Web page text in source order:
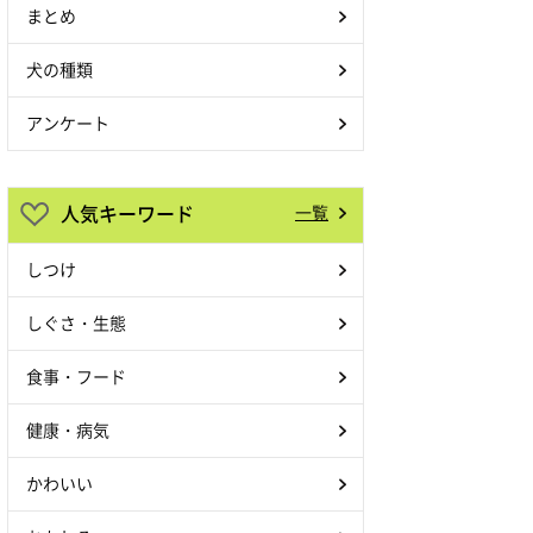
まとめ
犬の種類
アンケート
人気キーワード 一覧
しつけ
しぐさ・生態
食事・フード
健康・病気
かわいい